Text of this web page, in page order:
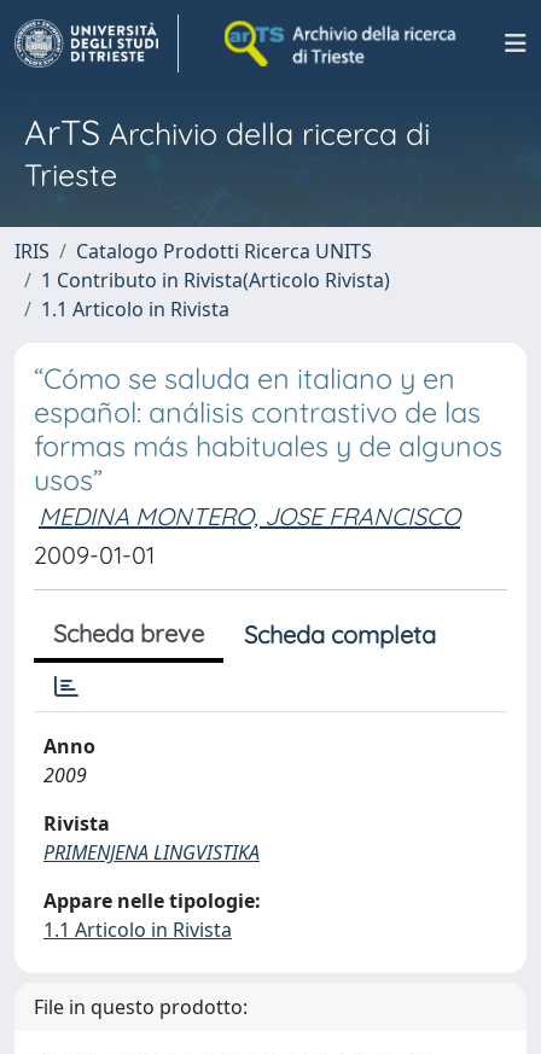
ArTS Archivio della ricerca di
Trieste
IRIS
Catalogo Prodotti Ricerca UNITS
1 Contributo in Rivista(Articolo Rivista)
1.1 Articolo in Rivista
“Cómo se saluda en italiano y en
español: análisis contrastivo de las
formas más habituales y de algunos
usos”
MEDINA MONTERO, JOSE FRANCISCO
2009-01-01
Scheda breve Scheda completa
Anno
2009
Rivista
PRIMENJENA LINGVISTIKA
Appare nelle tipologie:
1.1 Articolo in Rivista
File in questo prodotto: